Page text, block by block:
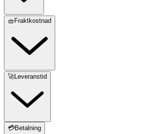
🧺Fraktkostnad
🚀Leveranstid
💳Betalning